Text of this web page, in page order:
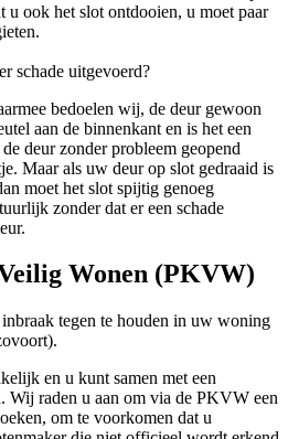
u ook het slot ontdooien, u moet paar
schade uitgevoerd?
bedoelen wij, de deur gewoon
aan de binnenkant en is het een
deur zonder probleem geopend
Maar als uw deur op slot gedraaid is
moet het slot spijtig genoeg
zonder dat er een schade
Wonen (PKVW)
tegen te houden in uw woning
en u kunt samen met een
Wij raden u aan om via de PKVW een
om te voorkomen dat u